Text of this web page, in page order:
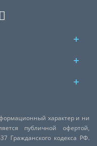
характер и ни
публичной офертой,
Гражданского кодекса РФ.